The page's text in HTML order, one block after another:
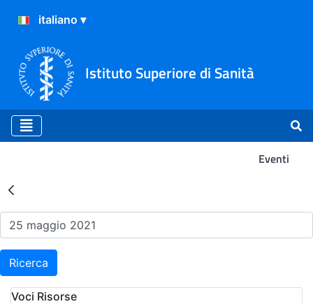
Istituto Superiore di Sanità
Eventi
Risultati della Ricerca -
Ricerca
Voci Risorse